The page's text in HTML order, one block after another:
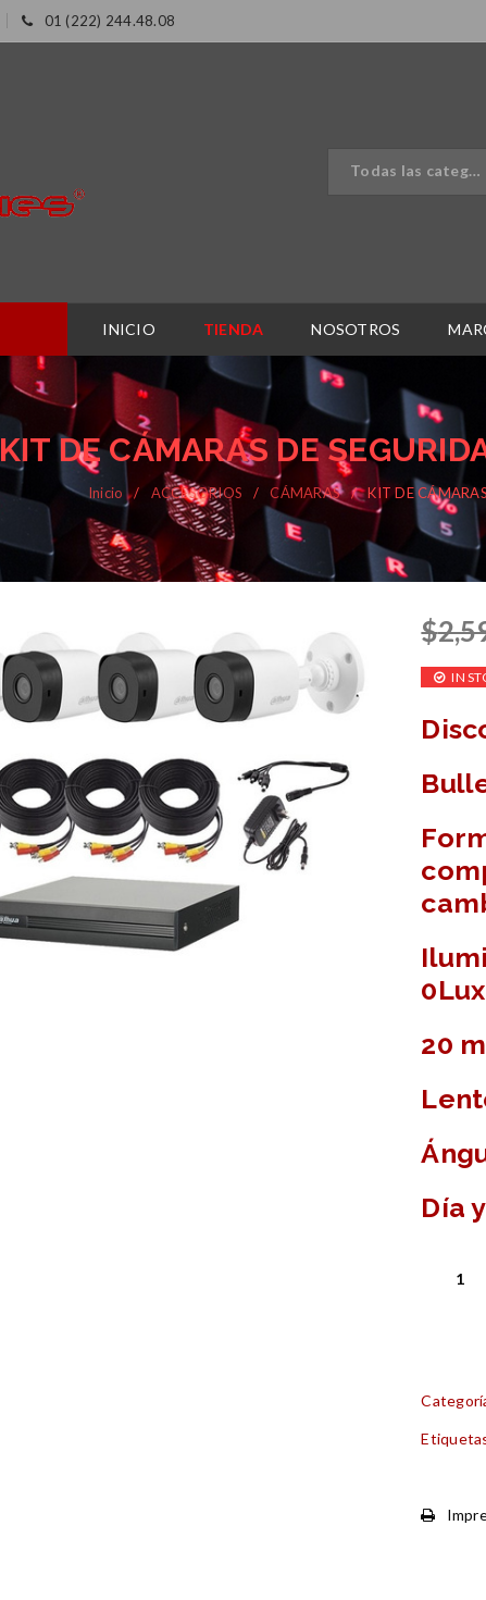
01 (222) 244.48.08
Todas las categorias
INICIO TIENDA NOSOTROS
KIT DE CÁMARAS DE
Inicio / ACCESORIOS / CÁMARAS / KIT DE
$
IN
20
Día